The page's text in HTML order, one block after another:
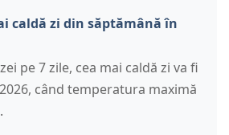
caldă zi din săptămână în
pe 7 zile, cea mai caldă zi va fi
când temperatura maximă